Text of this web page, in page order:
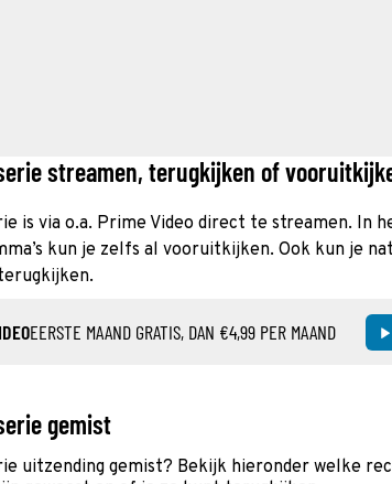
serie streamen, terugkijken of
is via o.a. Prime Video direct te streamen. In
kun je zelfs al vooruitkijken. Ook kun je
EERSTE MAAND GRATIS, DAN €4,99 PER MAAND
gemist
uitzending gemist? Bekijk hieronder welke